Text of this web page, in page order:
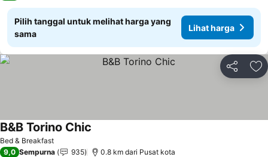
Pilih tanggal untuk melihat harga yang
sama
Lihat harga
Bagikan
Bed & Breakfast
B&B Torino Chic
9,0 Sempurna 935 0.8 km dari Pusat kota